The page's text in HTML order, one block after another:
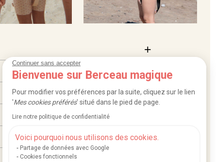
Continuer sans accepter
Bienvenue sur Berceau magique
Pour modifier vos préférences par la suite, cliquez sur le lien
'Mes cookies préférés' situé dans le pied de page.
Lire notre politique de confidentialité
Voici pourquoi nous utilisons des cookies.
Partage de données avec Google
Cookies fonctionnels